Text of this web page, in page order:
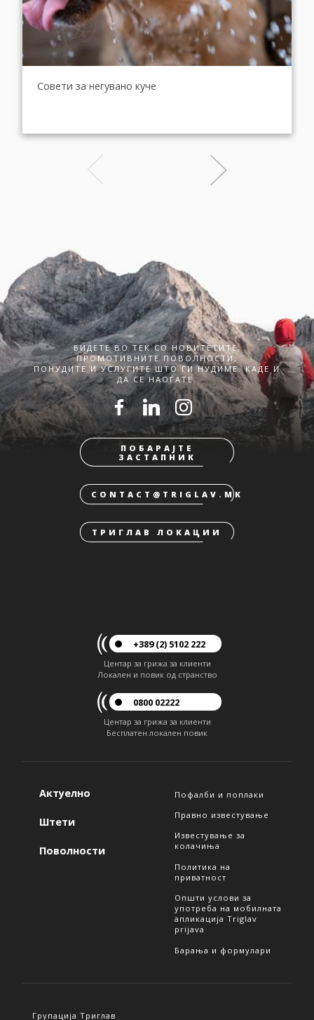
Совети за негувано куче
БИДЕТЕ ВО ТЕК СО НОВИТЕТИТЕ,
ПРОМОТИВНИТЕ ПОВОЛНОСТИ,
ПОНУДИТЕ И УСЛУГИТЕ ШТО ГИ НУДИМЕ. КАДЕ И
ДА СЕ НАОЃАТЕ.
ПОБАРАЈТЕ
ЗАСТАПНИК
CONTACT@TRIGLAV.MK
ТРИГЛАВ ЛОКАЦИИ
+389 (2) 5102 222
Центар за грижа за клиенти
Локален и повик од странство
0800 02222
Центар за грижа за клиенти
Бесплатен локален повик
Актуелно
Штети
Поволности
Пофалби и поплаки
Правно известување
Известување за
колачиња
Политика на
приватност
Општи услови за
употреба на мобилната
апликација Triglav
prijava
Барања и формулари
Групација Триглав